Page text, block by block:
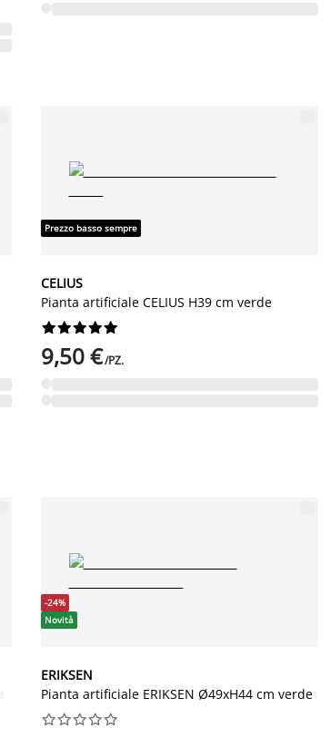
Prezzo basso sempre
CELIUS
Pianta artificiale CELIUS H39 cm verde






9,50 €/PZ.
-24%
Novità
ERIKSEN
Pianta artificiale ERIKSEN Ø49xH44 cm verde





